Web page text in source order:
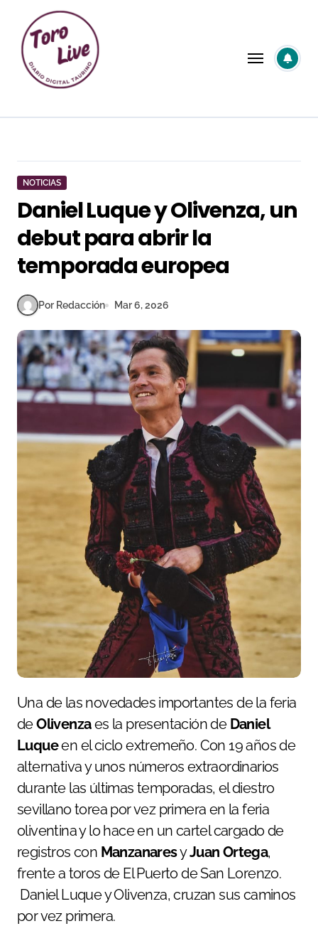
contenido
NOTICIAS
Daniel Luque y Olivenza, un
debut para abrir la
temporada europea
Por Redacción Mar 6, 2026
Una de las novedades importantes de la feria
deOlivenzaes la presentación de Daniel
Luqueen el ciclo extremeño. Con 19 años de
alternativa y unos números extraordinarios
durante las últimas temporadas, el diestro
sevillano torea por vez primera en la feria
oliventina y lo hace en un cartel cargado de
registros con ManzanaresyJuan Ortega,
frente a toros de El Puerto de San Lorenzo.
Daniel Luque y Olivenza, cruzan sus caminos
por vez primera.